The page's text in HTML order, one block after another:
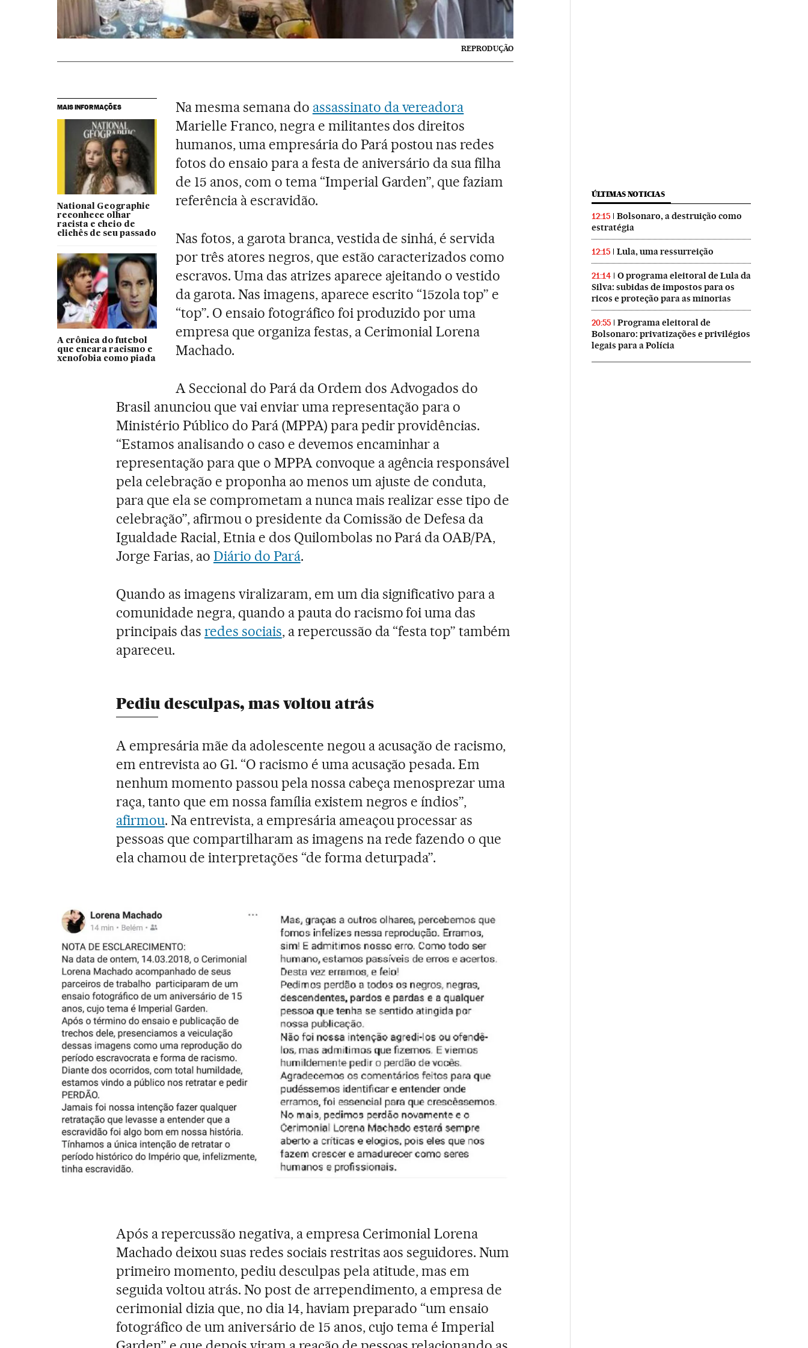
REPRODUÇÃO
MAIS INFORMAÇÕES
National Geographic
reconhece olhar
racista e cheio de
clichês de seu passado
A crônica do futebol
que encara racismo e
xenofobia como piada
Na mesma semana do assassinato da vereadora
Marielle Franco, negra e militantes dos direitos
humanos, uma empresária do Pará postou nas redes
fotos do ensaio para a festa de aniversário da sua filha
de 15 anos, com o tema “Imperial Garden”, que faziam
referência à escravidão.
Nas fotos, a garota branca, vestida de sinhá, é servida
por três atores negros, que estão caracterizados como
escravos. Uma das atrizes aparece ajeitando o vestido
da garota. Nas imagens, aparece escrito “15zola top” e
“top”. O ensaio fotográfico foi produzido por uma
empresa que organiza festas, a Cerimonial Lorena
Machado.
A Seccional do Pará da Ordem dos Advogados do
Brasil anunciou que vai enviar uma representação para o
Ministério Público do Pará (MPPA) para pedir providências.
“Estamos analisando o caso e devemos encaminhar a
representação para que o MPPA convoque a agência responsável
pela celebração e proponha ao menos um ajuste de conduta,
para que ela se comprometam a nunca mais realizar esse tipo de
celebração”, afirmou o presidente da Comissão de Defesa da
Igualdade Racial, Etnia e dos Quilombolas no Pará da OAB/PA,
Jorge Farias, aoDiário do Pará.
Quando as imagens viralizaram, em um dia significativo para a
comunidade negra, quando a pauta do racismo foi uma das
principais dasredes sociais, a repercussão da “festa top” também
apareceu.
Pediu desculpas, mas voltou atrás
A empresária mãe da adolescente negou a acusação de racismo,
em entrevista ao G1. “O racismo é uma acusação pesada. Em
nenhum momento passou pela nossa cabeça menosprezar uma
raça, tanto que em nossa família existem negros e índios”,
afirmou. Na entrevista, a empresária ameaçou processar as
pessoas que compartilharam as imagens na rede fazendo o que
ela chamou de interpretações “de forma deturpada”.
Após a repercussão negativa, a empresa Cerimonial Lorena
Machado deixou suas redes sociais restritas aos seguidores. Num
primeiro momento, pediu desculpas pela atitude, mas em
seguida voltou atrás. No post de arrependimento, a empresa de
cerimonial dizia que, no dia 14, haviam preparado “um ensaio
fotográfico de um aniversário de 15 anos, cujo tema é Imperial
ÚLTIMAS NOTICIAS
12:15
Bolsonaro, a destruição como
estratégia
12:15 Lula, uma ressurreição
21:14
O programa eleitoral de Lula da
Silva: subidas de impostos para os
ricos e proteção para as minorias
20:55
Programa eleitoral de
Bolsonaro: privatizações e privilégios
legais para a Polícia